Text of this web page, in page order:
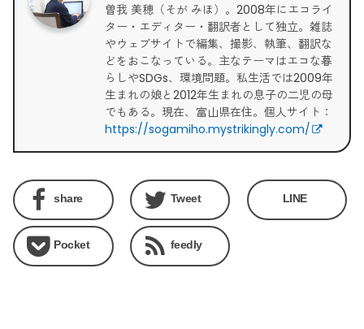
曽我 美穂（そが みほ）。2008年にエコライ
ター・エディター・翻訳者として独立。雑誌
やウェブサイトで編集、撮影、執筆、翻訳な
どをおこなっている。主なテーマはエコな暮
らしやSDGs、環境問題。私生活では2009年
生まれの娘と2012年生まれの息子の二児の母
でもある。現在、富山県在住。個人サイト：
https://sogamiho.mystrikingly.com/
share Tweet LINE
Pocket feedly